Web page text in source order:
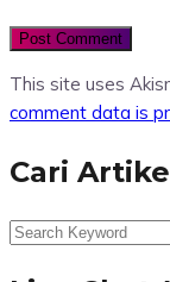
This site uses
comment data is
Cari